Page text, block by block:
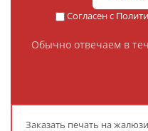
Согласен с
Обычно отвечаем в
Заказать печать на жалюзи